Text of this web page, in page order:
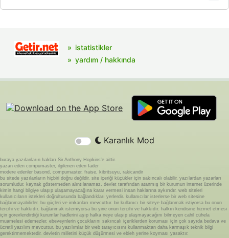
istatistikler
yardım / hakkında
Karanlık Mod
buraya yazılanların hakları Sir Anthony Hopkins'e aittir.
yazan eden compumaster, ilgilenen eden fader
modere edenler basond, compumaster, fraise, kibritsuyu, rakicandir
bu sitede yazılanların hiçbiri doğru değildir. site içeriği küçükler için sakıncalı olabilir. yazılardan yazarları
sorumludur. kaynak göstermeden alıntılanamaz. devlet tarafından atanmış bir kurumun internet üzerinde
kimin hangi bilgiye ulaşıp ulaşamayacağına karar vermesi insan haklarına aykırıdır. web siteleri
kullanıcıların istekleri doğrultusunda bağlandıkları yerlerdir. kullanıcılar isterlerse bir web sitesine
bağlanmayabilirler. bu güçleri ve imkanları mevcuttur. bir kullanıcı bir siteye bağlanmak istiyorsa bu onun
tercihi ve hakkıdır. bağlanmak istemiyorsa bu yine onun tercihi ve hakkıdır. halkın kendisine hizmet etmesi
için görevlendirdiği kurumlar hadlerini aşıp halka neye ulaşıp ulaşmayacağını bilmeyen cahil cühela
muamelesi edemezler. ebeveynlerin çocuklarını sakıncalı içeriklerden koruması için çok sayıda bedava ve
ücretli yazılım mevcuttur. bu yazılımlar bir web tarayıcısını kullanmaktan daha karmaşık teknik bilgi
gerektirmemektedir. devletin milletini küçük düşürmesi ve ebleh yerine koyması yasaktır.